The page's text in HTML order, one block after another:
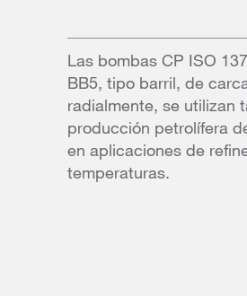
Las bombas CP ISO
BB5, tipo barril, de
radialmente, se utilizan
producción petrolífera
en aplicaciones de
temperaturas.